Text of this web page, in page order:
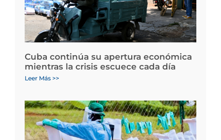
Cuba continúa su apertura económica
mientras la crisis escuece cada día
Leer Más >>